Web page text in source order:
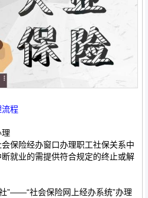
程
险经办窗口办理职工社保关系中
就业的需提供符合规定的终止或解
社会保险网上经办系统”办理